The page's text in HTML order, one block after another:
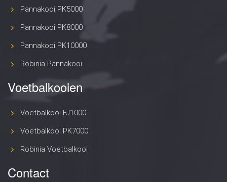
Pannakooi PK5000
Pannakooi PK8000
Pannakooi PK10000
Robinia Pannakooi
Voetbalkooien
Voetbalkooi FJ1000
Voetbalkooi PK7000
Robinia Voetbalkooi
Contact